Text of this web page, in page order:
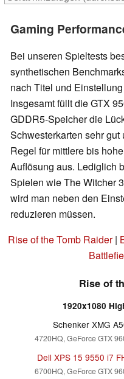
Gaming
Bei unseren Spieltests
synthetischen
nach Titel und
Insgesamt füllt die GTX
GDDR5-Speicher die
Schwesterkarten sehr
Regel für mittlere bis
Auflösung aus. Lediglich
Spielen wie The Witcher
wird man neben den
reduzieren müssen.
Rise of the Tomb Raider|
Rise of
1920x1080
Schenker XMG
4720HQ, GeForce GTX
Dell XPS 15 9550 i7
6700HQ, GeForce GTX